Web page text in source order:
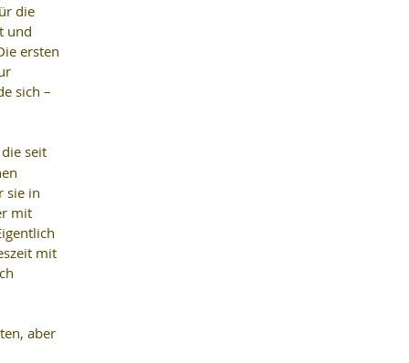
die
und
ersten
sich –
seit
sie in
mit
mit
aber